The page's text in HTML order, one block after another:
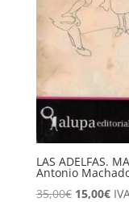
LAS ADELFAS.
Antonio
35,00€ El
15,00€El